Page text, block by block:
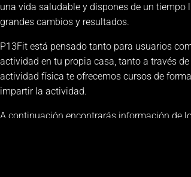
una vida saludable y dispones de un
grandes cambios y resultados.
P13Fit está pensado tanto para usuarios
actividad en tu propia casa, tanto a través
actividad física te ofrecemos cursos de
impartir la actividad.
A continuación encontrarás información de